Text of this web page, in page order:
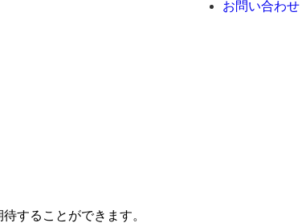
お問い合わせ
することができます。